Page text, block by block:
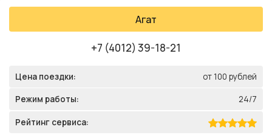
Агат
+7 (4012) 39-18-21
Цена поездки: от 100 рублей
Режим работы: 24/7
Рейтинг сервиса: